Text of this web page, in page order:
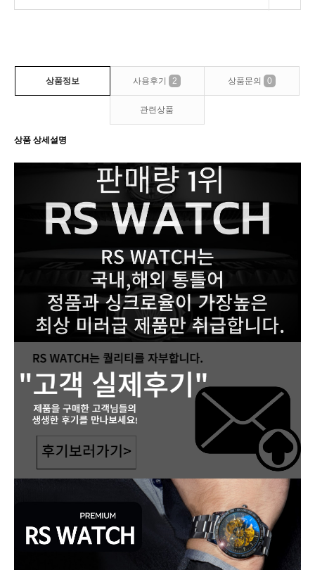
상품정보 사용후기 2 상품문의 0
관련상품
상품 상세설명